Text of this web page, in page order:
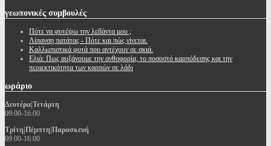
γεωπονικές συμβουλές
Πότε να φυτέψω την λεβάντα μου ;
Λίπανση πατάτας - Πότε και πώς γίνεται.
Καλλωπιστικά φυτά που αντέχουν σε σκιά.
Ελιά: Πως αυξάνουμε την ανθοφορία, το ποσοστό καρπόδεσης και την
περιεκτικότητα των καρπών σε λάδι
ωράριο
Δευτέρα|Τετάρτη
09:00-16:00
Τρίτη|Πέμπτη|Παρασκευή
09:00-16:00